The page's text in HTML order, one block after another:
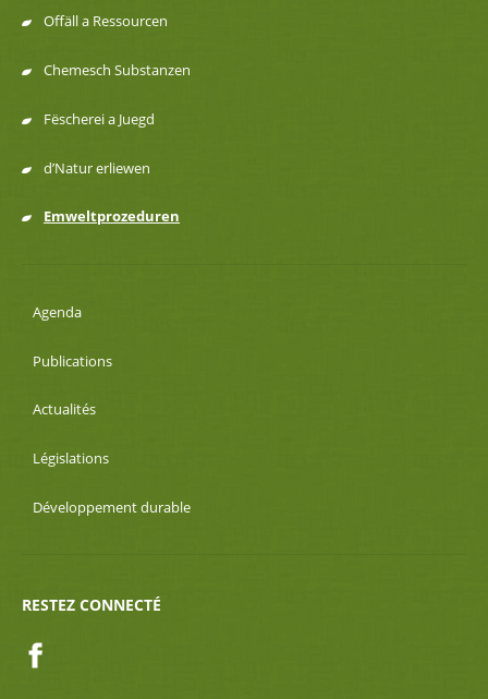
Offäll a Ressourcen
Chemesch Substanzen
Fëscherei a Juegd
d’Natur erliewen
Emweltprozeduren
Agenda
Publications
Actualités
Législations
Développement durable
RESTEZ CONNECTÉ